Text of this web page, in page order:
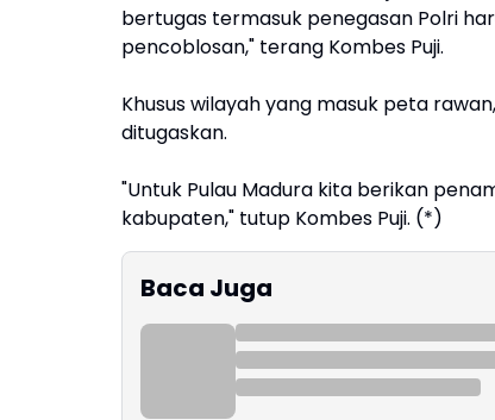
bertugas termasuk penegasan Polri
pencoblosan," terang Kombes Puji.
Khusus wilayah yang masuk peta
ditugaskan.
"Untuk Pulau Madura kita berikan
kabupaten," tutup Kombes Puji. (*)
Baca Juga